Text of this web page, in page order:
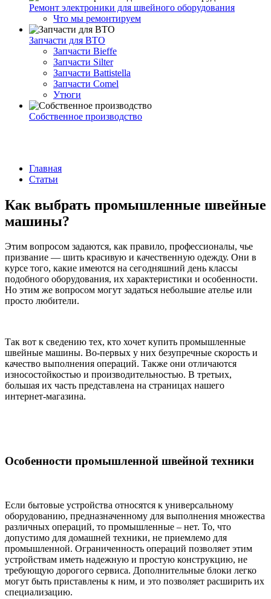
Ремонт электроники для швейного оборудования
Что мы ремонтируем
Запчасти для ВТО
Запчасти Bieffe
Запчасти Silter
Запчасти Battistella
Запчасти Comel
Утюги
Собственное производство
Главная
Статьи
Как выбрать промышленные швейные
машины?
Этим вопросом задаются, как правило, профессионалы, чье
призвание — шить красивую и качественную одежду. Они в
курсе того, какие имеются на сегодняшний день классы
подобного оборудования, их характеристики и особенности.
Но этим же вопросом могут задаться небольшие ателье или
просто любители.
Так вот к сведению тех, кто хочет купить промышленные
швейные машины. Во-первых у них безупречные скорость и
качество выполнения операций. Также они отличаются
износостойкостью и производительностью. В третьих,
большая их часть представлена на страницах нашего
интернет-магазина.
Особенности промышленной швейной техники
Если бытовые устройства относятся к универсальному
оборудованию, предназначенному для выполнения множества
различных операций, то промышленные – нет. То, что
допустимо для домашней техники, не приемлемо для
промышленной. Ограниченность операций позволяет этим
устройствам иметь надежную и простую конструкцию, не
требующую дорогого сервиса. Дополнительные блоки легко
могут быть приставлены к ним, и это позволяет расширить их
специализацию.